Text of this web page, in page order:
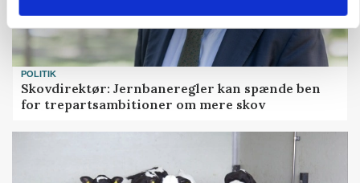
POLITIK
Skovdirektør: Jernbaneregler kan spænde ben
for trepartsambitioner om mere skov